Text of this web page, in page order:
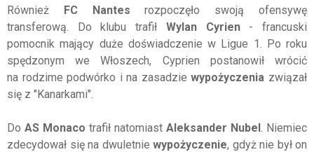
Również FC Nantes rozpoczęło swoją ofensywę
transferową. Do klubu trafił Wylan Cyrien- francuski
pomocnik mający duże doświadczenie w Ligue 1. Po roku
spędzonym we Włoszech, Cyprien postanowił wrócić
na rodzime podwórko i na zasadziewypożyczenia związał
się z "Kanarkami".
Do AS Monaco trafił natomiast Aleksander Nubel . Niemiec
zdecydował się na dwuletnie wypożyczenie, gdyż nie był on